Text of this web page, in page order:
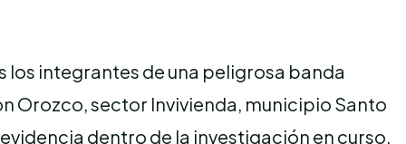
integrantes de una peligrosa banda
Orozco, sector Invivienda, municipio Santo
dentro de la investigación en curso.